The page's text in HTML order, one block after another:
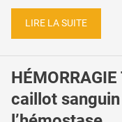
LIRE LA SUITE
caillot